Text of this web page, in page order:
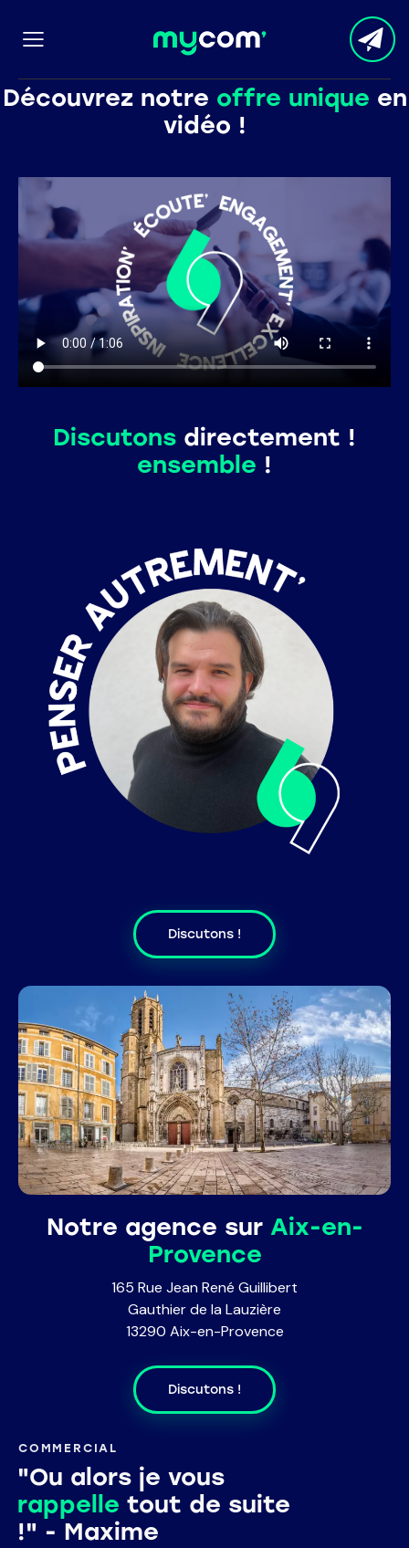
Découvrez notre offre unique en
vidéo !
Discutons directement !
ensemble !
Discutons !
Notre agence sur Aix-en-
Provence
165 Rue Jean René Guillibert
Gauthier de la Lauzière
13290 Aix-en-Provence
Discutons !
COMMERCIAL
"Ou alors je vous
rappelle tout de suite
!" - Maxime